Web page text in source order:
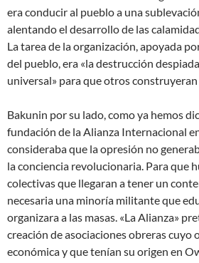
era conducir al pueblo a una
alentando el desarrollo de las
La tarea de la organización, apoyada
del pueblo, era «la destrucción
universal» para que otros construyeran
Bakunin por su lado, como ya hemos
fundación de la Alianza Internacional
consideraba que la opresión no
la conciencia revolucionaria. Para que
colectivas que llegaran a tener un
necesaria una minoría militante que
organizara a las masas. «La Alianza»
creación de asociaciones obreras cuyo
económica y que tenían su origen en